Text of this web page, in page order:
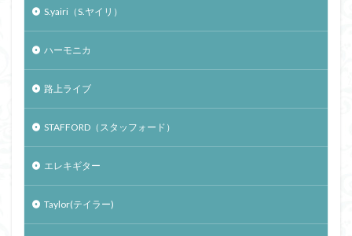
S.yairi（S.ヤイリ）
ハーモニカ
路上ライブ
STAFFORD（スタッフォード）
エレキギター
Taylor(テイラー)